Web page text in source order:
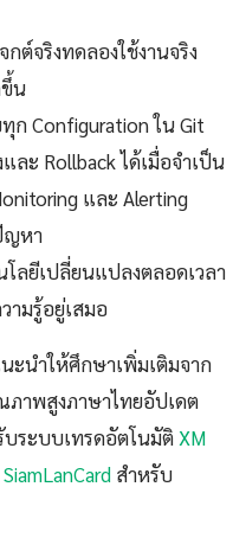
กต์จริงทดลองใช้งานจริง
น
ก Configuration ใน Git
ละ Rollback ได้เมื่อจำเป็น
และ Alerting
ญหา
โลยีเปลี่ยนแปลงตลอดเวลา
ามรู้อยู่เสมอ
ะนำให้ศึกษาเพิ่มเติมจาก
าพสูงภาษาไทยอัปเดต
บระบบเทรดอัตโนมัติ XM
SiamLanCard สำหรับ